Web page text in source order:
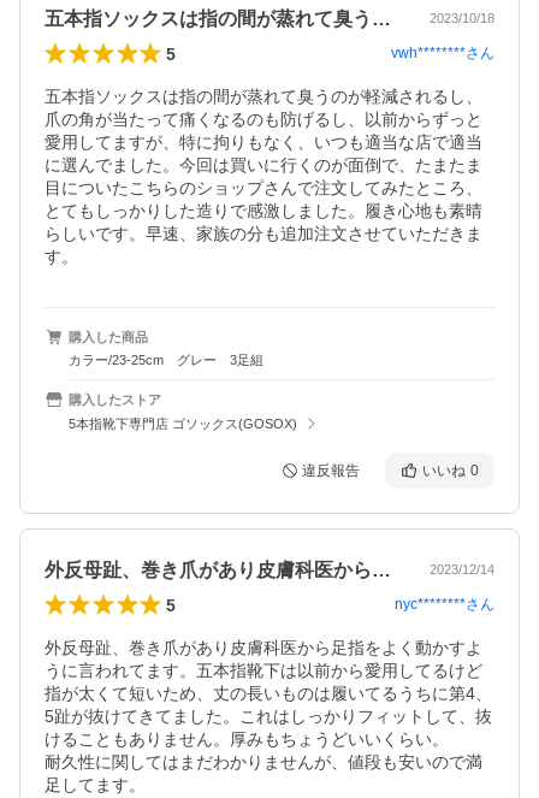
五本指ソックスは指の間が蒸れて臭うのが… 2023/10/18
5 vwh********さん
五本指ソックスは指の間が蒸れて臭うのが軽減されるし、
爪の角が当たって痛くなるのも防げるし、以前からずっと
愛用してますが、特に拘りもなく、いつも適当な店で適当
に選んでました。今回は買いに行くのが面倒で、たまたま
目についたこちらのショップさんで注文してみたところ、
とてもしっかりした造りで感激しました。履き心地も素晴
らしいです。早速、家族の分も追加注文させていただきま
す。
購入した商品
カラー/23-25cm グレー 3足組
購入したストア
5本指靴下専門店 ゴソックス(GOSOX)
違反報告 いいね 0
外反母趾、巻き爪があり皮膚科医から足指… 2023/12/14
5 nyc********さん
外反母趾、巻き爪があり皮膚科医から足指をよく動かすよ
うに言われてます。五本指靴下は以前から愛用してるけど
指が太くて短いため、丈の長いものは履いてるうちに第4、
5趾が抜けてきてました。これはしっかりフィットして、抜
けることもありません。厚みもちょうどいいくらい。
耐久性に関してはまだわかりませんが、値段も安いので満
足してます。